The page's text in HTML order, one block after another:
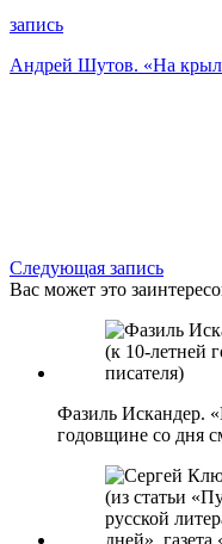
запись
Андрей Шутов. «На
Следующая запись
Вас может это
Фазиль Искандер.
годовщине со дня